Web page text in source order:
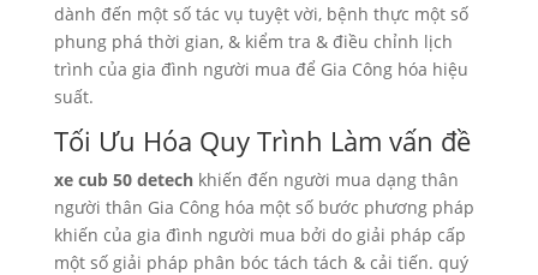
dành đến một số tác vụ tuyệt vời, bệnh thực một số
phung phá thời gian, & kiểm tra & điều chỉnh lịch
trình của gia đình người mua để Gia Công hóa hiệu
suất.
Tối Ưu Hóa Quy Trình Làm vấn đề
xe cub 50 detechkhiến đến người mua dạng thân
người thân Gia Công hóa một số bước phương pháp
khiến của gia đình người mua bởi do giải pháp cấp
một số giải pháp phân bóc tách tách & cải tiến. quý